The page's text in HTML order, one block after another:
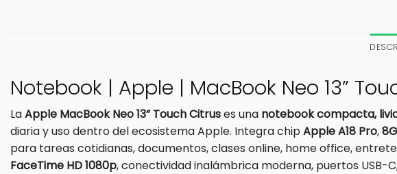
Notebook | Apple | MacBook Neo 13”
LaApple MacBook Neo 13” Touch Citruses una notebook compacta,
diaria y uso dentro del ecosistema Apple. Integra chipApple A18 Pro,
para tareas cotidianas, documentos, clases online, home office,
FaceTime HD 1080p, conectividad inalámbrica moderna, puertos USB-